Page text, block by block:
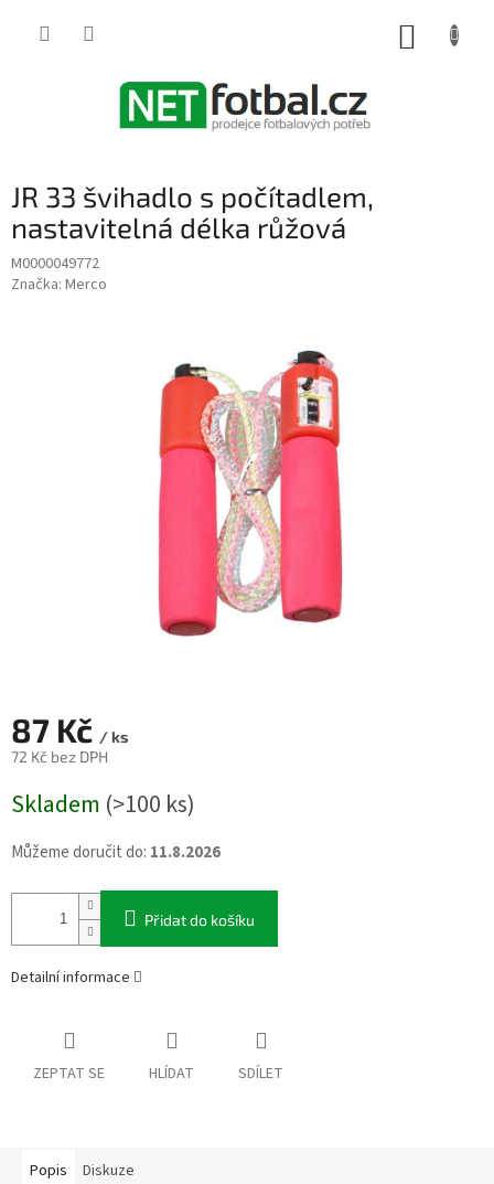
JR 33 švihadlo s počítadlem,
nastavitelná délka růžová
M0000049772
Značka: Merco
87 Kč / ks
72 Kč bez DPH
cena:
Skladem (>100 ks)
Můžeme doručit do: 11.8.2026
Přidat do košíku
Detailní informace
ZEPTAT SE HLÍDAT SDÍLET
Popis Diskuze